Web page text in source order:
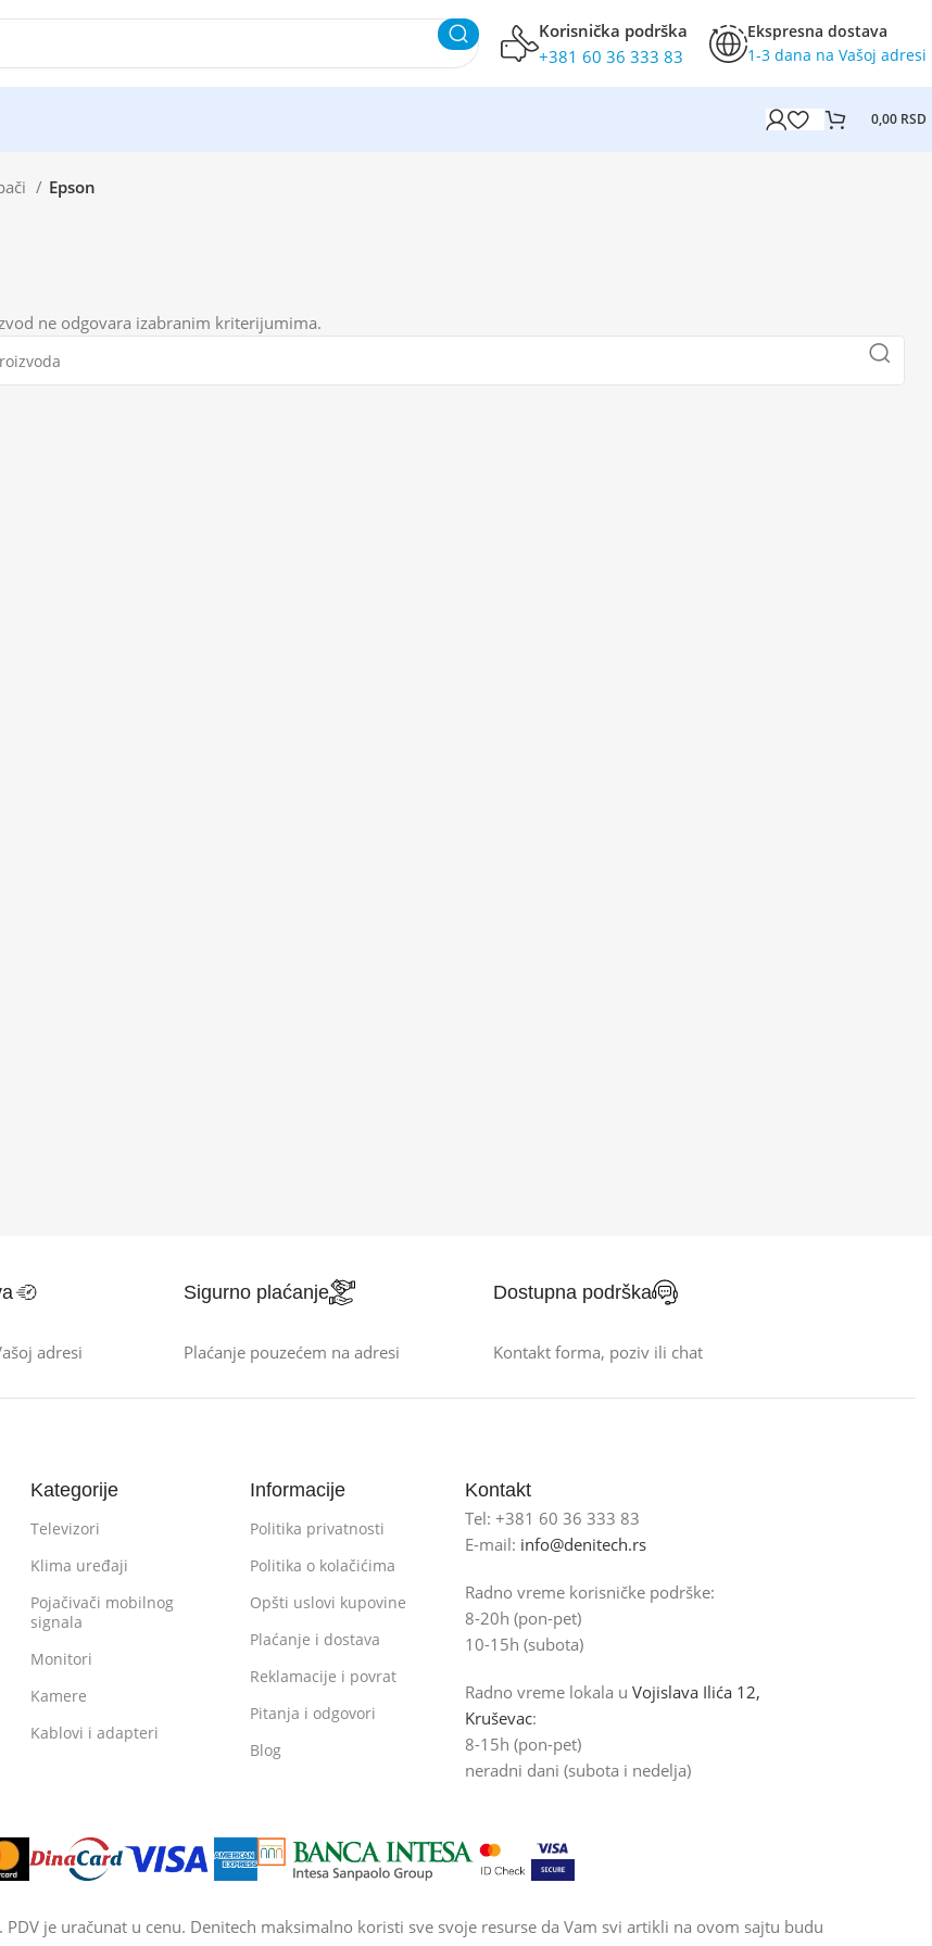
Korisnička podrška
+381 60 36 333 83
Ekspresna dostava
1-3 dana na Vašoj adresi
0,00 RSD
Epson
ne odgovara izabranim kriterijumima.
adresi
Sigurno plaćanje
Plaćanje pouzećem na adresi
Dostupna podrška
Kontakt forma, poziv ili chat
Kategorije
Televizori
Klima uređaji
Pojačivači mobilnog
signala
Monitori
Kamere
Kablovi i adapteri
Informacije
Politika privatnosti
Politika o kolačićima
Opšti uslovi kupovine
Plaćanje i dostava
Reklamacije i povrat
Pitanja i odgovori
Blog
Kontakt
Tel: +381 60 36 333 83
E-mail: info@denitech.rs
Radno vreme korisničke podrške:
8-20h (pon-pet)
10-15h (subota)
Radno vreme lokala u Vojislava Ilića 12,
Kruševac:
8-15h (pon-pet)
neradni dani (subota i nedelja)
je uračunat u cenu. Denitech maksimalno koristi sve svoje resurse da Vam svi artikli na ovom sajtu budu